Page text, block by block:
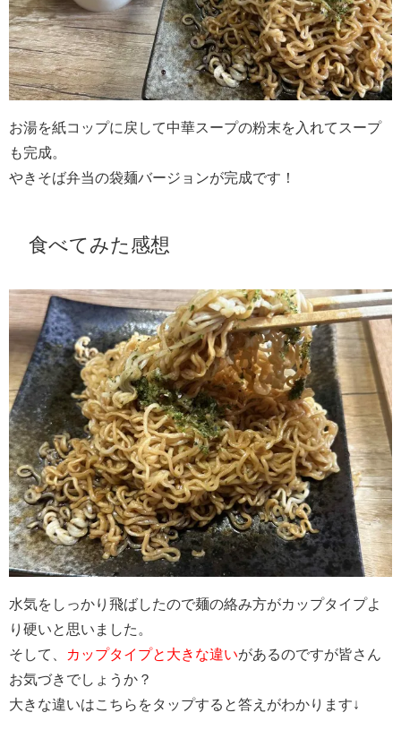
お湯を紙コップに戻して中華スープの粉末を入れてスープ
も完成。
やきそば弁当の袋麺バージョンが完成です！
食べてみた感想
水気をしっかり飛ばしたので麺の絡み方がカップタイプよ
り硬いと思いました。
そして、
カップタイプと大きな違いがあるのですが皆さん
お気づきでしょうか？
大きな違いはこちらをタップすると答えがわかります↓